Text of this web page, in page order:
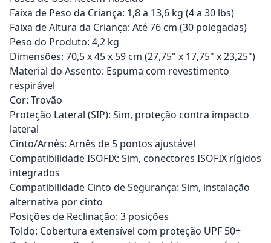
Faixa de Peso da Criança: 1,8 a 13,6 kg (4 a 30 lbs)
Faixa de Altura da Criança: Até 76 cm (30 polegadas)
Peso do Produto: 4,2 kg
Dimensões: 70,5 x 45 x 59 cm (27,75" x 17,75" x 23,25")
Material do Assento: Espuma com revestimento
respirável
Cor: Trovão
Proteção Lateral (SIP): Sim, proteção contra impacto
lateral
Cinto/Arnês: Arnês de 5 pontos ajustável
Compatibilidade ISOFIX: Sim, conectores ISOFIX rígidos
integrados
Compatibilidade Cinto de Segurança: Sim, instalação
alternativa por cinto
Posições de Reclinação: 3 posições
Toldo: Cobertura extensível com proteção UPF 50+